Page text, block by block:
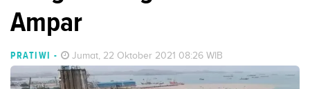
Ampar
PRATIWI - Jumat, 22 Oktober 2021 08:26 WIB